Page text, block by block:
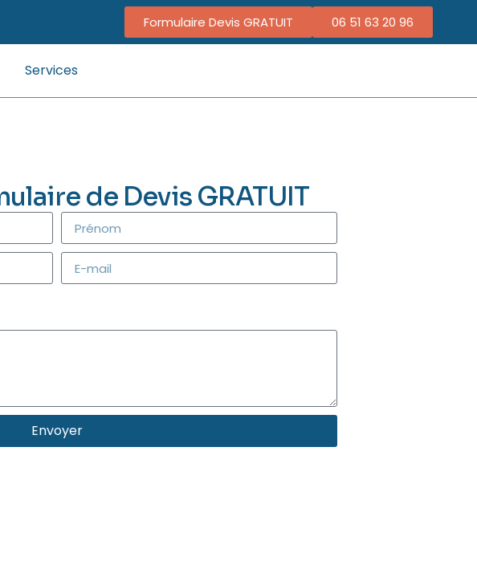
Formulaire Devis GRATUIT 06 51 63 20 96
Services
de Devis GRATUIT
Envoyer